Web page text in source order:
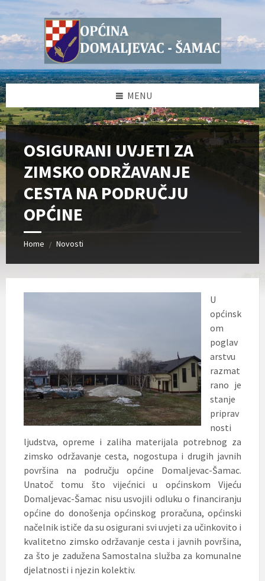
Skip
to
Skip
to
sidebar
Skip
to
sidebar
Skip
to
MENU
OSIGURANI UVJETI ZA
ZIMSKO ODRŽAVANJE
CESTA NA PODRUČJU
OPĆINE
Home / Novosti
U
općinsk
om
poglav
arstvu
razmat
rano je
stanje
priprav
nosti
ljudstva, opreme i zaliha materijala potrebnog za
zimsko održavanje cesta, nogostupa i drugih javnih
površina na području općine Domaljevac-Šamac.
Unatoč tomu što vijećnici u općinskom Vijeću
Domaljevac-Šamac nisu usvojili odluku o financiranju
općine do donošenja općinskog proračuna, općinski
načelnik ističe da su osigurani svi uvjeti za učinkovito i
kvalitetno zimsko održavanje cesta i javnih površina,
za što je zadužena Samostalna služba za komunalne
djelatnosti i njezin kolektiv.